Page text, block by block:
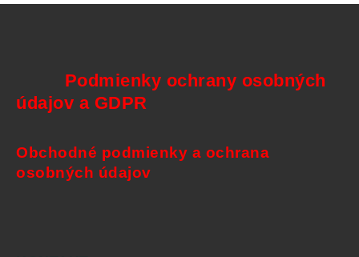
Podmienky ochrany osobných
údajov a GDPR
Obchodné podmienky a ochrana
osobných údajov